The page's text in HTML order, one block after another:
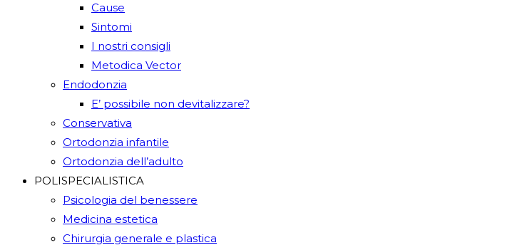
Cause
Sintomi
I nostri consigli
Metodica Vector
Endodonzia
E’ possibile non devitalizzare?
Conservativa
Ortodonzia infantile
Ortodonzia dell’adulto
POLISPECIALISTICA
Psicologia del benessere
Medicina estetica
Chirurgia generale e plastica